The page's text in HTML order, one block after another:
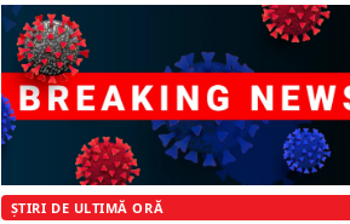
ȘTIRI DE ULTIMĂ ORĂ